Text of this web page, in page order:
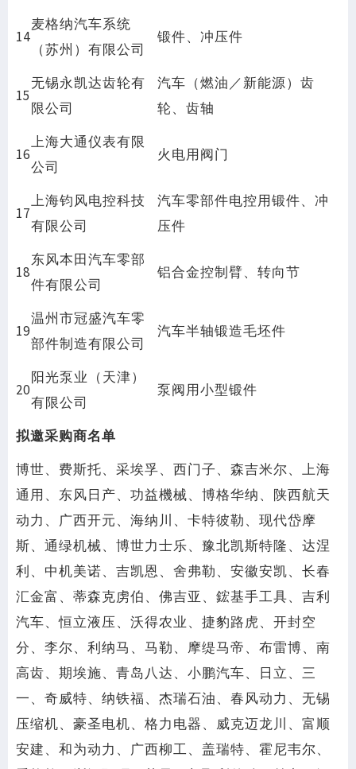
14
麦格纳汽车系统
（苏州）有限公司
锻件、冲压件
15
无锡永凯达齿轮有
限公司
汽车（燃油／新能源）齿
轮、齿轴
16
上海大通仪表有限
公司
火电用阀门
17
上海钧风电控科技
有限公司
汽车零部件电控用锻件、冲
压件
18
东风本田汽车零部
件有限公司
铝合金控制臂、转向节
19
温州市冠盛汽车零
部件制造有限公司
汽车半轴锻造毛坯件
20
阳光泵业（天津）
有限公司
泵阀用小型锻件
拟邀采购商名单
博世、费斯托、采埃孚、西门子、森吉米尔、上海
通用、东风日产、功益機械、博格华纳、陕西航天
动力、广西开元、海纳川、卡特彼勒、现代岱摩
斯、通绿机械、博世力士乐、豫北凯斯特隆、达涅
利、中机美诺、吉凯恩、舍弗勒、安徽安凯、长春
汇金富、蒂森克虏伯、佛吉亚、鋐基手工具、吉利
汽车、恒立液压、沃得农业、捷豹路虎、开封空
分、李尔、利纳马、马勒、摩缇马帝、布雷博、南
高齿、期埃施、青岛八达、小鹏汽车、日立、三
一、奇威特、纳铁福、杰瑞石油、春风动力、无锡
压缩机、豪圣电机、格力电器、威克迈龙川、富顺
安建、和为动力、广西柳工、盖瑞特、霍尼韦尔、